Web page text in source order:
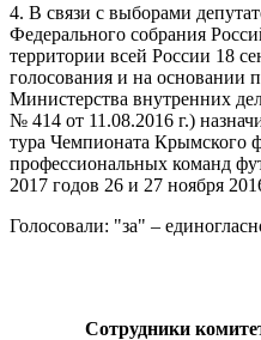
4. В связи с выборами
Федерального собрания
территории всей России 18
голосования и на основании
Министерства внутренних
№ 414 от 11.08.2016 г.)
тура Чемпионата Крымского
профессиональных команд
2017 годов 26 и 27 ноября
Голосовали: "за" –
Сотрудники